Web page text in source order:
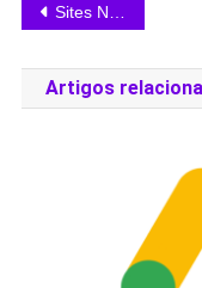
Sites Novos Conseguem Gerar Receita Rápido com Google AdSense?
Artigos